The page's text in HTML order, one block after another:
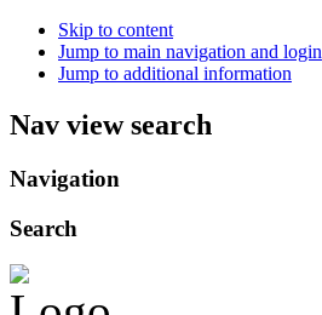
Skip to content
Jump to main navigation and login
Jump to additional information
Nav view search
Navigation
Search